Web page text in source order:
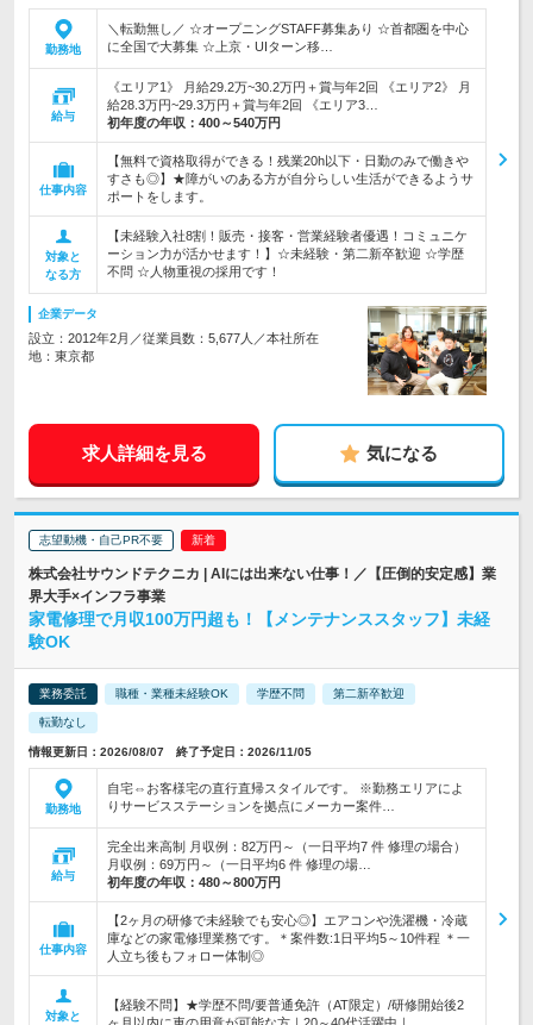
勤務地
＼転勤無し／ ☆オープニングSTAFF募集あり ☆首都圏を中心
に全国で大募集 ☆上京・UIターン移…
給与
《エリア1》 月給29.2万~30.2万円＋賞与年2回 《エリア2》 月
給28.3万円~29.3万円＋賞与年2回 《エリア3…
初年度の年収： 400～540万円
仕事内容
【無料で資格取得ができる！残業20h以下・日勤のみで働きや
すさも◎】★障がいのある方が自分らしい生活ができるようサ
ポートをします。
対象と
なる方
【未経験入社8割！販売・接客・営業経験者優遇！コミュニケ
ーション力が活かせます！】☆未経験・第二新卒歓迎 ☆学歴
不問 ☆人物重視の採用です！
企業データ
設立：2012年2月／従業員数：5,677人／本社所在
地：東京都
求人詳細を見る 気になる
志望動機・自己PR不要
株式会社サウンドテクニカ | AIには出来ない仕事！／【圧倒的安定感】業
界大手×インフラ事業
家電修理で月収100万円超も！【メンテナンススタッフ】未経
験OK
業務委託 職種・業種未経験OK 学歴不問 第二新卒歓迎
転勤なし
情報更新日：2026/08/07 終了予定日：2026/11/05
勤務地
自宅⇔お客様宅の直行直帰スタイルです。 ※勤務エリアによ
りサービスステーションを拠点にメーカー案件…
給与
完全出来高制 月収例：82万円～（一日平均7 件 修理の場合）
月収例：69万円～（一日平均6 件 修理の場…
初年度の年収： 480～800万円
仕事内容
【2ヶ月の研修で未経験でも安心◎】エアコンや洗濯機・冷蔵
庫などの家電修理業務です。＊案件数:1日平均5～10件程 ＊一
人立ち後もフォロー体制◎
対象と
【経験不問】★学歴不問/要普通免許（AT限定）/研修開始後2